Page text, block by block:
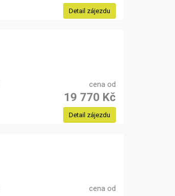
Detail zájezdu
cena od
19 770 Kč
Detail zájezdu
cena od